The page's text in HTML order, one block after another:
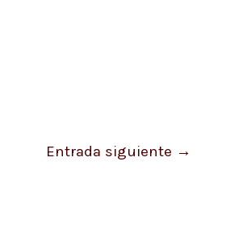
Entrada siguiente →